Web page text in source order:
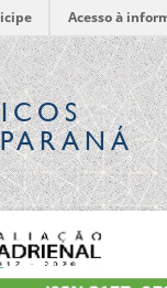
Acesso à